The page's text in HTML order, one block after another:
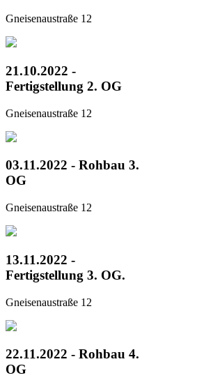
Gneisenaustraße 12
21.10.2022 -
Fertigstellung 2. OG
Gneisenaustraße 12
03.11.2022 - Rohbau 3.
OG
Gneisenaustraße 12
13.11.2022 -
Fertigstellung 3. OG.
Gneisenaustraße 12
22.11.2022 - Rohbau 4.
OG